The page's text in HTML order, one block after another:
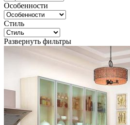
Особенности
Стиль
Развернуть фильтры